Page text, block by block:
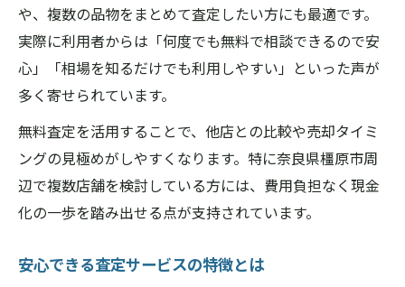
や、複数の品物をまとめて査定したい方にも最適です。
実際に利用者からは「何度でも無料で相談できるので安
心」「相場を知るだけでも利用しやすい」といった声が
多く寄せられています。
無料査定を活用することで、他店との比較や売却タイミ
ングの見極めがしやすくなります。特に奈良県橿原市周
辺で複数店舗を検討している方には、費用負担なく現金
化の一歩を踏み出せる点が支持されています。
安心できる査定サービスの特徴とは